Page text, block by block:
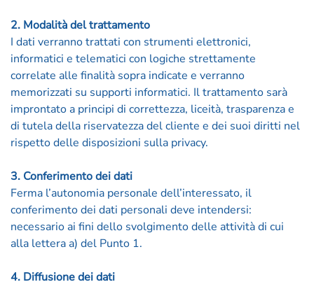
2. Modalità del trattamento
I dati verranno trattati con strumenti elettronici,
informatici e telematici con logiche strettamente
correlate alle finalità sopra indicate e verranno
memorizzati su supporti informatici. Il trattamento sarà
improntato a principi di correttezza, liceità, trasparenza e
di tutela della riservatezza del cliente e dei suoi diritti nel
rispetto delle disposizioni sulla privacy.
3. Conferimento dei dati
Ferma l’autonomia personale dell’interessato, il
conferimento dei dati personali deve intendersi:
necessario ai fini dello svolgimento delle attività di cui
alla lettera a) del Punto 1.
4. Diffusione dei dati